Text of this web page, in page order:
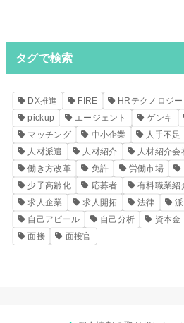
タグで検索
DX推進 FIRE HRテクノロジー
pickup
エージェント ゲンキ
マッチング
中小企業 人手不足
人材派遣
人材紹介 人材紹介会
働き方改革
免許 労働市場
少子高齢化
応募者 有料職業紹
求人企業
求人開拓 法律
自己アピール
自己分析 資本金
面接
面接官